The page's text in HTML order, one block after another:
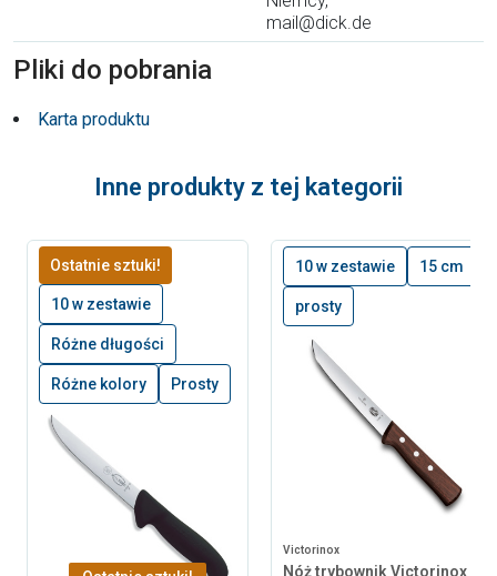
mail@dick.de
Pliki do pobrania
Karta produktu
Inne produkty z tej kategorii
Ostatnie sztuki!
10 w zestawie
Różne długości
Różne kolory Prosty
10 w zestawie 15 cm
prosty
Victorinox
Nóż trybownik Victorinox